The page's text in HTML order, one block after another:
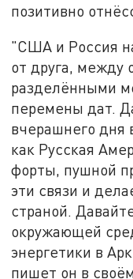
позитивно
"США и Россия
от друга, между
разделёнными
перемены дат.
вчерашнего дня
как Русская
форты, пушной
эти связи и
страной.
окружающей
энергетики в
пишет он в